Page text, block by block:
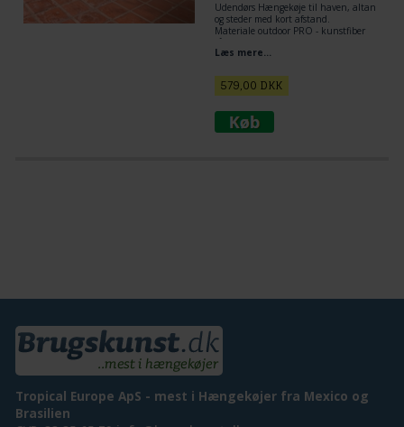
Udendørs Hængekøje til haven, altan
og steder med kort afstand.
Materiale outdoor PRO - kunstfiber
så hængekøjen tørre hurtigt.
Totallængden er kun 240 cm
Læs mere...
579,00 DKK
Tropical Europe ApS - mest i Hængekøjer fra Mexico og
Brasilien